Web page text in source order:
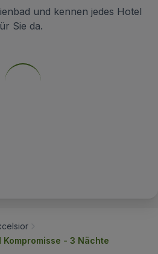
und kennen jedes Hotel
Sie da.
- 3 Nächte